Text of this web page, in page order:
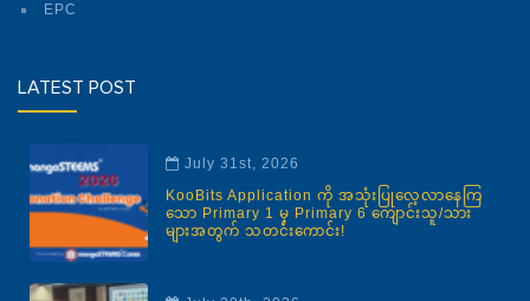
EPC
LATEST POST
July 31st, 2026
KooBits Application ကို အသုံးပြုလေ့လာနေကြ
သော Primary 1 မှ Primary 6 ကျောင်းသူ/သား
များအတွက် သတင်းကောင်း!